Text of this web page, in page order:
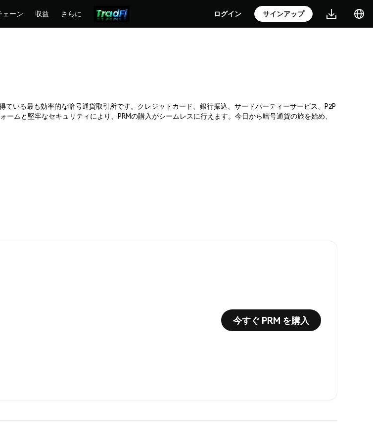
ェーン 収益 さらに ログイン サインアップ
ている最も効率的な暗号通貨取引所です。クレジットカード、銀行振込、サードパーティーサービス、P2P
ムと堅牢なセキュリティにより、PRMの購入がシームレスに行えます。今日から暗号通貨の旅を始め、
今すぐ PRM を購入